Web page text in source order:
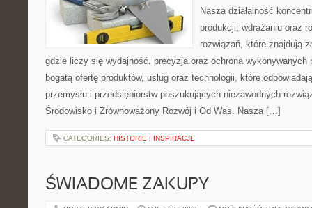
Nasza działalność
produkcji, wdrażaniu oraz
rozwiązań, które znajdują
gdzie liczy się wydajność, precyzja oraz ochrona wykonywanych
bogatą ofertę produktów, usług oraz technologii, które
przemysłu i przedsiębiorstw poszukujących niezawodnych
Środowisko i Zrównoważony Rozwój i Od Was. Nasza […]
CATEGORIES: HISTORIE I INSPIRACJE
ŚWIADOME ZAKUPY